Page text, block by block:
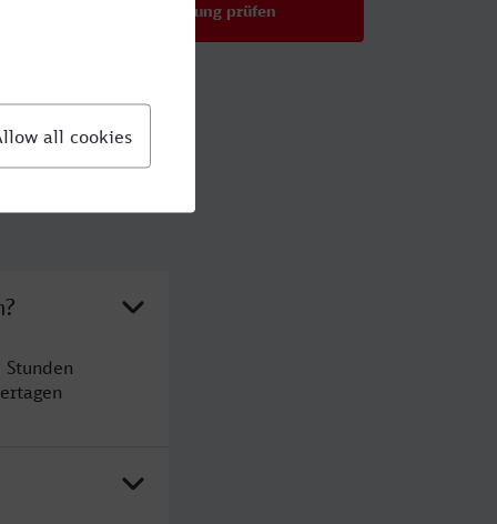
Verbindung prüfen